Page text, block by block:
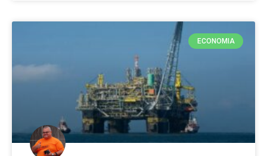
ECONOMIA